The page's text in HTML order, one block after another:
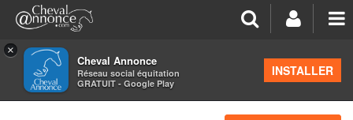
×
Cheval Annonce
Réseau social équitation
GRATUIT - Google Play
INSTALLER
>Les groupes régionaux>Centre
LES CAVALIERS DU 37 (INDRE-ET-LOIRE)